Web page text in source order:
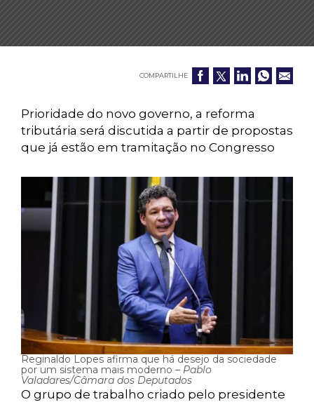
COMPARTILHE
Prioridade do novo governo, a reforma
tributária será discutida a partir de propostas
que já estão em tramitação no Congresso
Reginaldo Lopes afirma que há desejo da sociedade
por um sistema mais moderno – Pablo
Valadares/Câmara dos Deputados
O grupo de trabalho criado pelo presidente